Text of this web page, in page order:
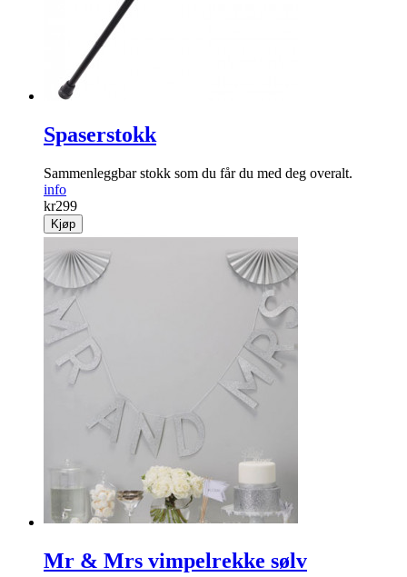
Spaserstokk
Sammenleggbar stokk som du får du med deg overalt.
info
kr299
Kjøp
Mr & Mrs vimpelrekke sølv